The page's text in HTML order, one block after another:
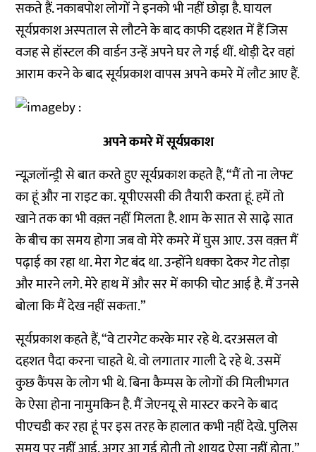
सकते हैं. नकाबपोश लोगों ने इनको भी नहीं छोड़ा है. घायल
सूर्यप्रकाश अस्पताल से लौटने के बाद काफी दहशत में हैं जिस
वजह से हॉस्टल की वार्डन उन्हें अपने घर ले गई थीं. थोड़ी देर वहां
आराम करने के बाद सूर्यप्रकाश वापस अपने कमरे में लौट आए हैं.
अपने कमरे में सूर्यप्रकाश
न्यूज़लॉन्ड्री से बात करते हुए सूर्यप्रकाश कहते हैं, “मैं तो ना लेफ्ट
का हूं और ना राइट का. यूपीएससी की तैयारी करता हूं. हमें तो
खाने तक का भी वक़्त नहीं मिलता है. शाम के सात से साढ़े सात
के बीच का समय होगा जब वो मेरे कमरे में घुस आए. उस वक़्त मैं
पढ़ाई का रहा था. मेरा गेट बंद था. उन्होंने धक्का देकर गेट तोड़ा
और मारने लगे. मेरे हाथ में और सर में काफी चोट आई है. मैं उनसे
बोला कि मैं देख नहीं सकता.”
सूर्यप्रकाश कहते हैं, “वे टारगेट करके मार रहे थे. दरअसल वो
दहशत पैदा करना चाहते थे. वो लगातार गाली दे रहे थे. उसमें
कुछ कैंपस के लोग भी थे. बिना कैम्पस के लोगों की मिलीभगत
के ऐसा होना नामुमकिन है. मैं जेएनयू से मास्टर करने के बाद
पीएचडी कर रहा हूं पर इस तरह के हालात कभी नहीं देखे. पुलिस